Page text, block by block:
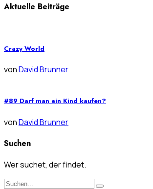
Aktuelle Beiträge
Crazy World
vonDavid Brunner
#89 Darf man ein Kind kaufen?
vonDavid Brunner
Suchen
Wer suchet, der findet.